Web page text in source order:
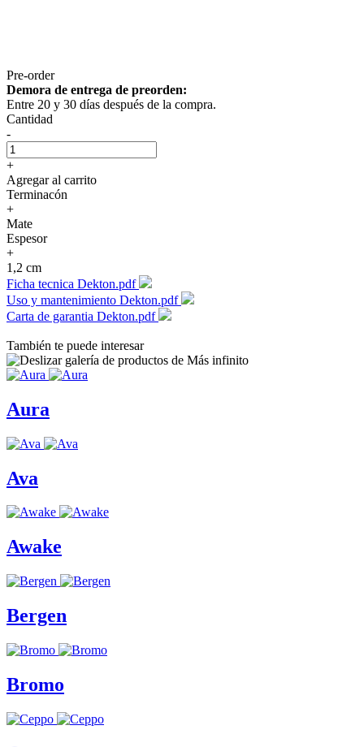
Pre-order
Demora de entrega de preorden:
Entre 20 y 30 días después de la compra.
Cantidad
-
+
Agregar al carrito
Terminacón
+
Mate
Espesor
+
1,2 cm
Ficha tecnica Dekton.pdf
Uso y mantenimiento Dekton.pdf
Carta de garantia Dekton.pdf
También te puede interesar
Aura
Ava
Awake
Bergen
Bromo